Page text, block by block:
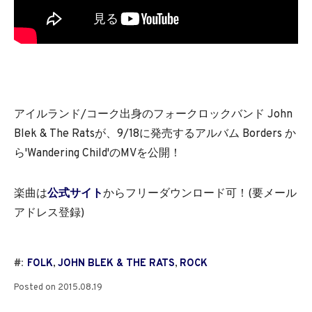
アイルランド/コーク出身のフォークロックバンド John
Blek & The Ratsが、9/18に発売するアルバム Borders か
ら'Wandering Child'のMVを公開！
楽曲は公式サイトからフリーダウンロード可！(要メール
アドレス登録)
#: FOLK, JOHN BLEK & THE RATS, ROCK
Posted on 2015.08.19